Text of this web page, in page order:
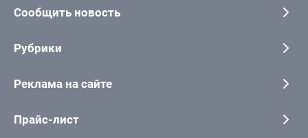
Сообщить новость
Рубрики
Реклама на сайте
Прайс-лист